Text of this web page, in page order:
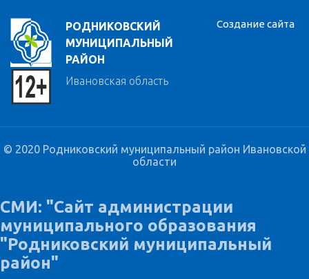
РОДНИКОВСКИЙ
МУНИЦИПАЛЬНЫЙ
РАЙОН
Ивановская область
Создание сайта
© 2020 Родниковский муниципальный район Ивановской
области
СМИ: "Сайт администрации
муниципального образования
"Родниковский муниципальный
район"